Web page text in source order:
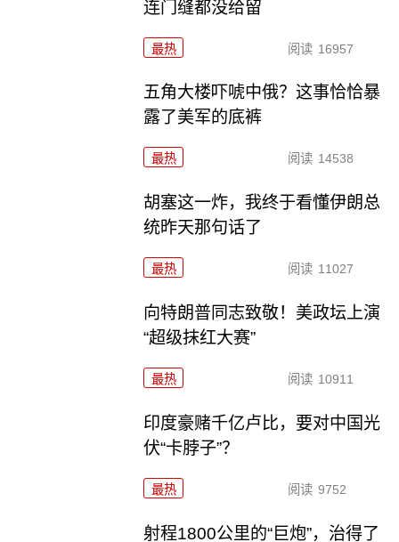
连门缝都没给留
最热 阅读 16957
五角大楼吓唬中俄？这事恰恰暴
露了美军的底裤
最热 阅读 14538
胡塞这一炸，我终于看懂伊朗总
统昨天那句话了
最热 阅读 11027
向特朗普同志致敬！美政坛上演
“超级抹红大赛”
最热 阅读 10911
印度豪赌千亿卢比，要对中国光
伏“卡脖子”？
最热 阅读 9752
射程1800公里的“巨炮”，治得了